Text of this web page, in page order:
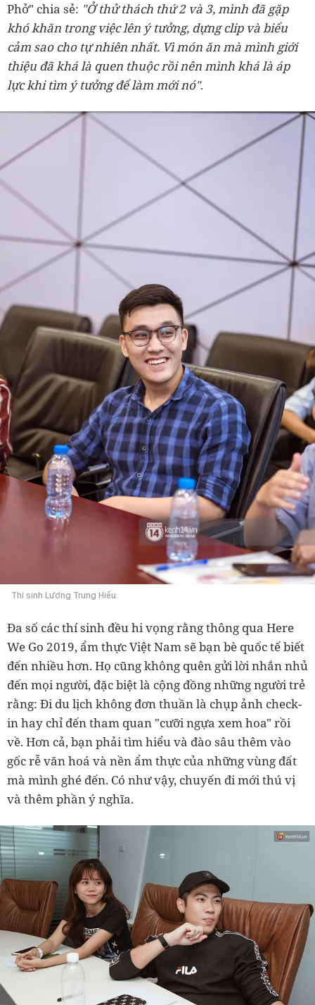
Phở" chia sẻ: "Ở thử thách thứ 2 và 3, mình đã gặp
khó khăn trong việc lên ý tưởng, dựng clip và biểu
cảm sao cho tự nhiên nhất. Vì món ăn mà mình giới
thiệu đã khá là quen thuộc rồi nên mình khá là áp
lực khi tìm ý tưởng để làm mới nó".
Thí sinh Lương Trung Hiếu.
Đa số các thí sinh đều hi vọng rằng thông qua Here
We Go 2019, ẩm thực Việt Nam sẽ bạn bè quốc tế biết
đến nhiều hơn. Họ cũng không quên gửi lời nhắn nhủ
đến mọi người, đặc biệt là cộng đồng những người trẻ
rằng: Đi du lịch không đơn thuần là chụp ảnh check-
in hay chỉ đến tham quan "cưỡi ngựa xem hoa" rồi
về. Hơn cả, bạn phải tìm hiểu và đào sâu thêm vào
gốc rễ văn hoá và nền ẩm thực của những vùng đất
mà mình ghé đến. Có như vậy, chuyến đi mới thú vị
và thêm phần ý nghĩa.